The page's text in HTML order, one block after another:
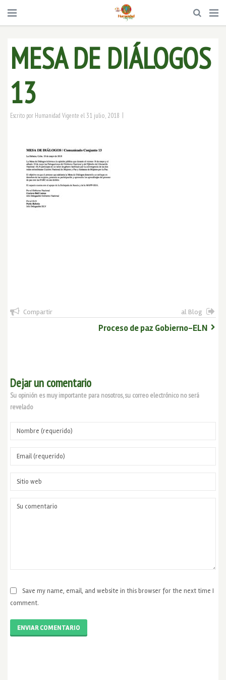
MESA DE DIÁLOGOS
13
Escrito por Humanidad Vigente el 31 julio, 2018 |
Compartir al Blog
Proceso de paz Gobierno-ELN
Dejar un comentario
Su opinión es muy importante para nosotros, su correo electrónico no será
revelado
Save my name, email, and website in this browser for the next time I
comment.
ENVIAR COMENTARIO